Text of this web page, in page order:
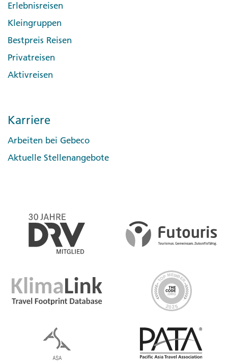
Erlebnisreisen
Kleingruppen
Bestpreis Reisen
Privatreisen
Aktivreisen
Karriere
Arbeiten bei Gebeco
Aktuelle Stellenangebote